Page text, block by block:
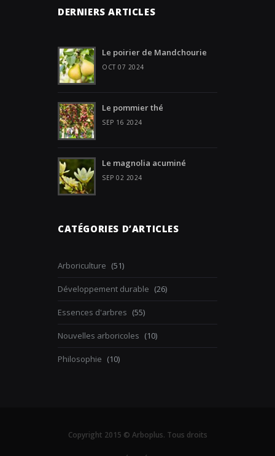
DERNIERS ARTICLES
Le poirier de Mandchourie
OCT 07 2024
Le pommier thé
SEP 16 2024
Le magnolia acuminé
SEP 02 2024
CATÉGORIES D’ARTICLES
Arboriculture (51)
Développement durable (26)
Essences d'arbres (55)
Nouvelles arboricoles (10)
Philosophie (10)
Copyright 2015 © Arboplus. Tous droits